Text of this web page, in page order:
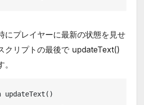
にプレイヤーに最新の状態を見せ
クリプトの最後で updateText()